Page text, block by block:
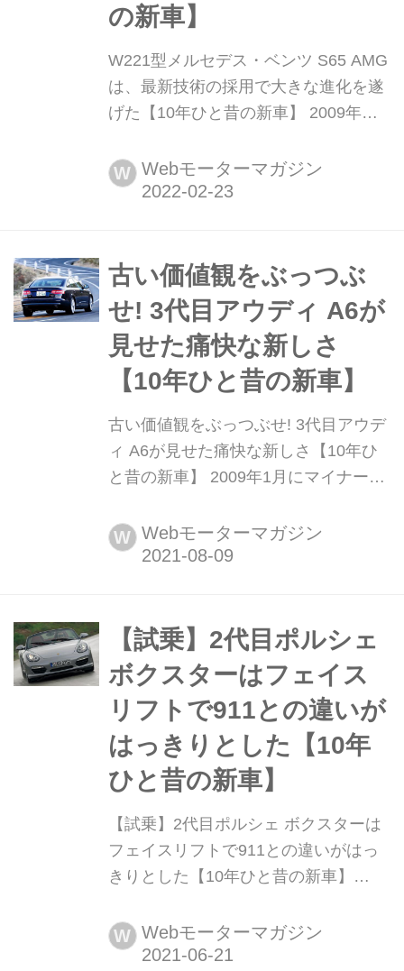
の新車】
W221型メルセデス・ベンツ S65 AMG
は、最新技術の採用で大きな進化を遂
げた【10年ひと昔の新車】 2009年、5
スのマイナーチェンジにあわせて、
AMGモデルのS63 AMGとS65 AMGの
アクティブボディコントロールやトル
クベクタリングブレーキなどの最新技
術の採用によ...
W Webモーターマガジン
古い価値観をぶっつぶ
せ! 3代目アウディ A6が
見せた痛快な新しさ
【10年ひと昔の新車】
古い価値観をぶっつぶせ! 3代目アウデ
ィ A6が見せた痛快な新しさ【10年ひ
と昔の新車】 2009年1月にマイナーチ
V8に換えて3L V6スーパーチャージャ
ーエンジンを投入し、従来の価値観を
た。ここでは、その3.0TFSIエンジン
を搭載するモデルを中心とした試...
W Webモーターマガジン
【試乗】2代目ポルシェ
ボクスターはフェイス
リフトで911との違いが
はっきりとした【10年
ひと昔の新車】
【試乗】2代目ポルシェ ボクスターは
フェイスリフトで911との違いがはっ
きりとした【10年ひと昔の新車】
ー(987型)に大幅改良が施された。デュ
アルクラッチ式の新設計トランスミッ
W Webモーターマガジン